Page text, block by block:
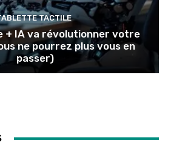
TACTILE
IA va révolutionner votre
ne pourrez plus vous en
passer)